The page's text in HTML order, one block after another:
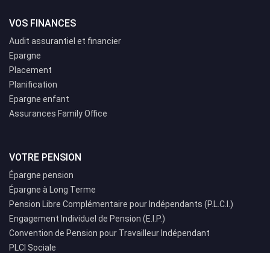
VOS FINANCES
Audit assurantiel et financier
Epargne
Placement
Planification
Epargne enfant
Assurances Family Office
VOTRE PENSION
Épargne pension
Épargne à Long Terme
Pension Libre Complémentaire pour Indépendants (P.L.C.I.)
Engagement Individuel de Pension (E.I.P.)
Convention de Pension pour Travailleur Indépendant
PLCI Sociale